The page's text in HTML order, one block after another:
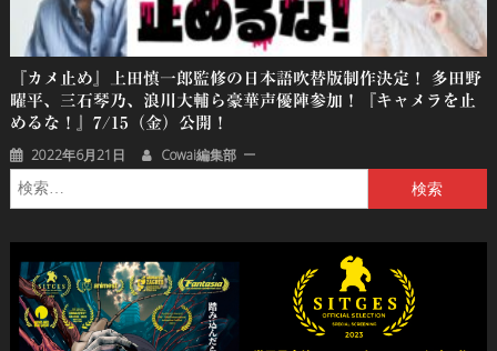
『カメ止め』上田慎一郎監修の日本語吹替版制作決定！ 多田野
曜平、三石琴乃、浪川大輔ら豪華声優陣参加！『キャメラを止
めるな！』7/15（金）公開！
2022年6月21日 Cowai編集部
索: